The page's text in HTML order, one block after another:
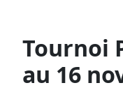
Tournoi
au 16